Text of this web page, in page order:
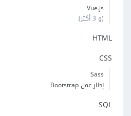
Vue.js
(و 3 أكثر)
HTML
CSS
Sass
إطار عمل Bootstrap
SQL